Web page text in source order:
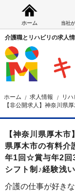
ホーム 当社
介護職とリハビリの求人
ホーム 求人情報 リ
【神奈川県厚木
県厚木市の有料
年1回☆賞与年2回
シフト制♪経験浅
介護の仕事が好き